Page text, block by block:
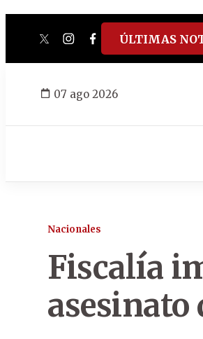
twitterinstagram
facebook
tiktokyoutube
ÚLTIMAS
07 ago 2026
Nacionales
Fiscalía
asesinato